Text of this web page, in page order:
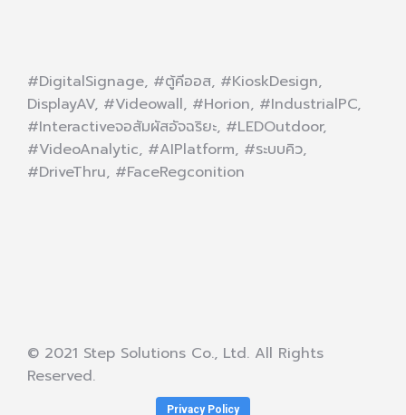
#DigitalSignage, #ตู้คีออส, #KioskDesign,
DisplayAV, #Videowall, #Horion, #IndustrialPC,
#Interactiveจอสัมผัสอัจฉริยะ, #LEDOutdoor,
#VideoAnalytic, #AIPlatform, #ระบบคิว,
#DriveThru, #FaceRegconition
© 2021 Step Solutions Co., Ltd. All Rights
Reserved.
Privacy Policy